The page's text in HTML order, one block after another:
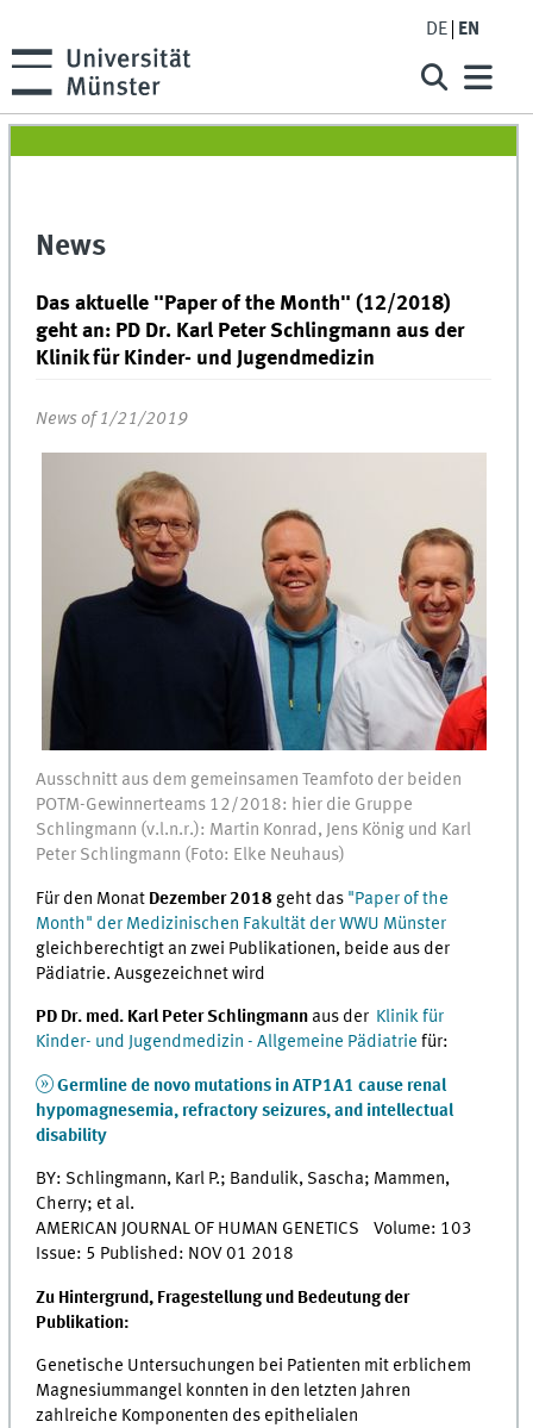
DE EN
News
Das aktuelle "Paper of the Month" (12/2018)
geht an: PD Dr. Karl Peter Schlingmann aus der
Klinik für Kinder- und Jugendmedizin
News of 1/21/2019
Ausschnitt aus dem gemeinsamen Teamfoto der beiden
POTM-Gewinnerteams 12/2018: hier die Gruppe
Schlingmann (v.l.n.r.): Martin Konrad, Jens König und Karl
Peter Schlingmann (Foto: Elke Neuhaus)
Für den Monat Dezember 2018 geht das "Paper of the
Month" der Medizinischen Fakultät der WWU Münster
gleichberechtigt an zwei Publikationen, beide aus der
Pädiatrie. Ausgezeichnet wird
PD Dr. med. Karl Peter Schlingmann aus der Klinik für
Kinder- und Jugendmedizin - Allgemeine Pädiatrie für:
Germline de novo mutations in ATP1A1 cause renal
hypomagnesemia, refractory seizures, and intellectual
disability
BY: Schlingmann, Karl P.; Bandulik, Sascha; Mammen,
Cherry; et al.
AMERICAN JOURNAL OF HUMAN GENETICS Volume: 103
Issue: 5 Published: NOV 01 2018
Zu Hintergrund, Fragestellung und Bedeutung der
Publikation:
Genetische Untersuchungen bei Patienten mit erblichem
Magnesiummangel konnten in den letzten Jahren
zahlreiche Komponenten des epithelialen